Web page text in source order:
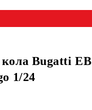
Bugatti EB
1/24